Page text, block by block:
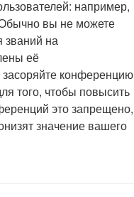
например,
вы не можете
званий на
её
конференцию
того, чтобы повысить
это запрещено,
значение вашего